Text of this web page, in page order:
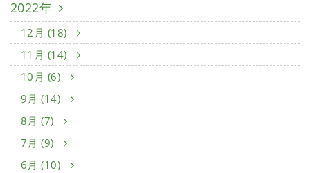
2022年
12月 (18)
11月 (14)
10月 (6)
9月 (14)
8月 (7)
7月 (9)
6月 (10)